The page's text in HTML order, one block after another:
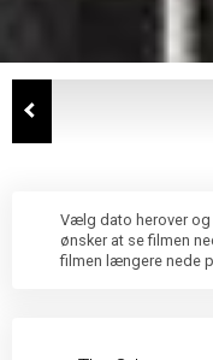
Vælg dato herover
ønsker at se filmen
filmen længere nede